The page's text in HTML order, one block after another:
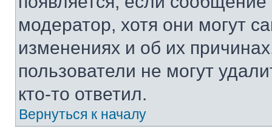
модератор, хотя они могут
изменениях и об их
пользователи не могут
кто-то ответил.
Вернуться к началу